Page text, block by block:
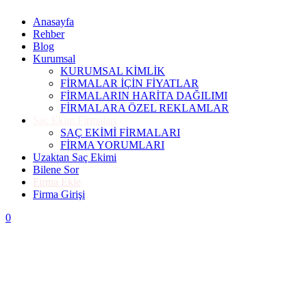
Anasayfa
Rehber
Blog
Kurumsal
KURUMSAL KİMLİK
FİRMALAR İÇİN FİYATLAR
FİRMALARIN HARİTA DAĞILIMI
FİRMALARA ÖZEL REKLAMLAR
SAÇ EKİMİ FİRMALARI
FİRMA YORUMLARI
Uzaktan Saç Ekimi
Bilene Sor
Firma Ekle
Firma Girişi
0